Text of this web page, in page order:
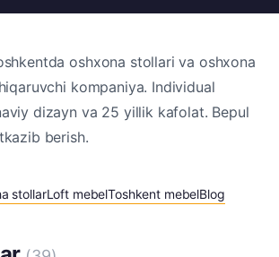
oshxona stollari va oshxona
kompaniya. Individual
dizayn va 25 yillik kafolat. Bepul
berish.
stollarLoft mebelToshkent mebelBlog